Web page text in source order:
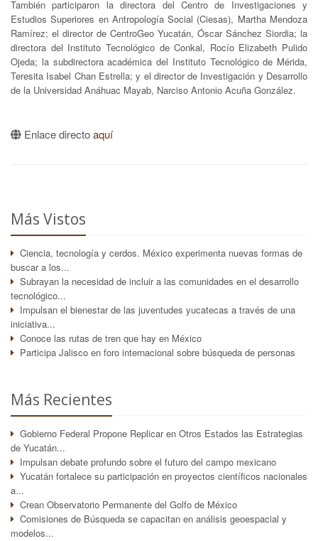
También participaron la directora del Centro de Investigaciones y
Estudios Superiores en Antropología Social (Ciesas), Martha Mendoza
Ramírez; el director de CentroGeo Yucatán, Óscar Sánchez Siordia; la
directora del Instituto Tecnológico de Conkal, Rocío Elizabeth Pulido
Ojeda; la subdirectora académica del Instituto Tecnológico de Mérida,
Teresita Isabel Chan Estrella; y el director de Investigación y Desarrollo
de la Universidad Anáhuac Mayab, Narciso Antonio Acuña González.
Enlace directoaquí
Más Vistos
Ciencia, tecnología y cerdos. México experimenta nuevas formas de
buscar a los...
Subrayan la necesidad de incluir a las comunidades en el desarrollo
tecnológico...
Impulsan el bienestar de las juventudes yucatecas a través de una
iniciativa...
Conoce las rutas de tren que hay en México
Participa Jalisco en foro internacional sobre búsqueda de personas
Más Recientes
Gobierno Federal Propone Replicar en Otros Estados las Estrategias
de Yucatán...
Impulsan debate profundo sobre el futuro del campo mexicano
Yucatán fortalece su participación en proyectos científicos nacionales
a...
Crean Observatorio Permanente del Golfo de México
Comisiones de Búsqueda se capacitan en análisis geoespacial y
modelos...